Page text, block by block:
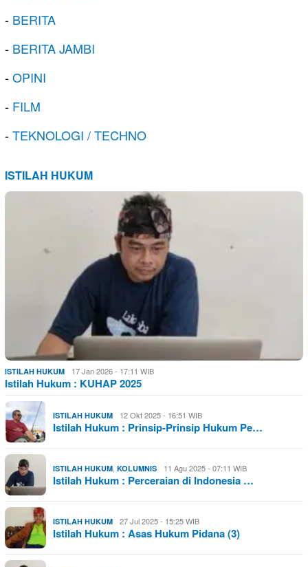
- BERITA
- BERITA JAMBI
-OPINI
- FILM
-TEKNOLOGI / TECHNO
ISTILAH HUKUM
ISTILAH HUKUM 17 Jan 2026 - 17:11 WIB
Istilah Hukum : KUHAP 2025
ISTILAH HUKUM 12 Okt 2025 - 16:51 WIB
Istilah Hukum : Prinsip-Prinsip Hukum Pe…
ISTILAH HUKUM KOLUMNIS 11 Agu 2025 - 07:11 WIB
Istilah Hukum : Perceraian di Indonesia …
ISTILAH HUKUM 27 Jul 2025 - 15:25 WIB
Istilah Hukum : Asas Hukum Pidana (3)